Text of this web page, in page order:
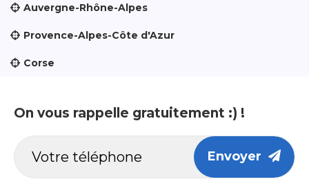
Auvergne-Rhône-Alpes
Provence-Alpes-Côte d'Azur
Corse
On vous rappelle gratuitement :) !
Envoyer